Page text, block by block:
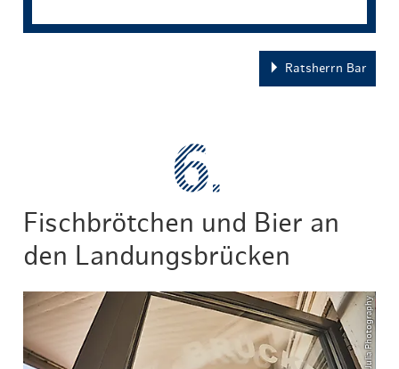
Ratsherrn Bar
Fischbrötchen und Bier an
den Landungsbrücken